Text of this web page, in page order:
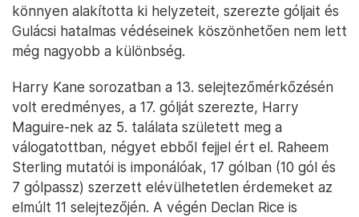
könnyen alakította ki helyzeteit, szerezte góljait és
Gulácsi hatalmas védéseinek köszönhetően nem lett
még nagyobb a különbség.
Harry Kane sorozatban a 13. selejtezőmérkőzésén
volt eredményes, a 17. gólját szerezte, Harry
Maguire-nek az 5. találata született meg a
válogatottban, négyet ebből fejjel ért el. Raheem
Sterling mutatói is imponálóak, 17 gólban (10 gól és
7 gólpassz) szerzett elévülhetetlen érdemeket az
elmúlt 11 selejtezőjén. A végén Declan Rice is